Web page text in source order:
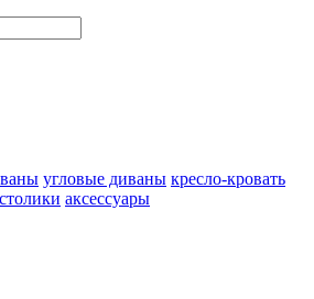
угловые диваны кресло-кровать
столики аксессуары